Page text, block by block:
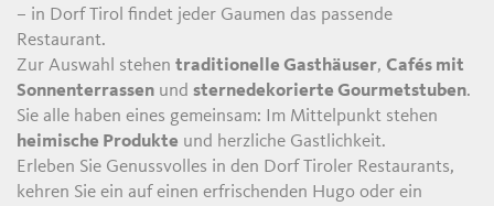
– in Dorf Tirol findet jeder Gaumen das passende
Restaurant.
Zur Auswahl stehentraditionelle Gasthäuser,Cafés mit
Sonnenterrassen undsternedekorierte Gourmetstuben.
Sie alle haben eines gemeinsam: Im Mittelpunkt stehen
heimische Produkte und herzliche Gastlichkeit.
Erleben Sie Genussvolles in den Dorf Tiroler Restaurants,
kehren Sie ein auf einen erfrischenden Hugo oder ein